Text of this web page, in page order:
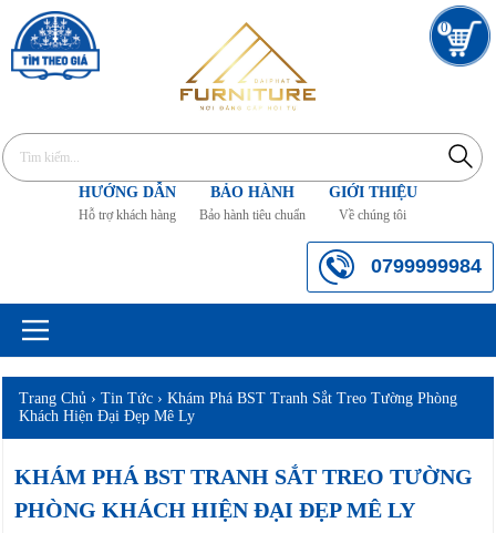
0
HƯỚNG DẪN
Hỗ trợ khách hàng
BẢO HÀNH
Bảo hành tiêu chuẩn
GIỚI THIỆU
Về chúng tôi
0799999984
Trang Chủ ›Tin Tức ›Khám Phá BST Tranh Sắt Treo Tường Phòng
Khách Hiện Đại Đẹp Mê Ly
KHÁM PHÁ BST TRANH SẮT TREO TƯỜNG
PHÒNG KHÁCH HIỆN ĐẠI ĐẸP MÊ LY